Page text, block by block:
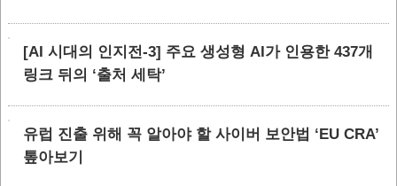
[AI 시대의 인지전-3] 주요 생성형 AI가 인용한 437개
링크 뒤의 ‘출처 세탁’
유럽 진출 위해 꼭 알아야 할 사이버 보안법 ‘EU CRA’
톺아보기